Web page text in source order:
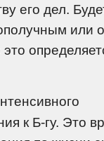
его дел.
или
к Б-гу. Это